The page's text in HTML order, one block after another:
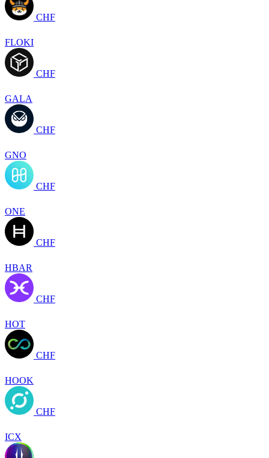
CHF
FLOKI
CHF
GALA
CHF
GNO
CHF
ONE
CHF
HBAR
CHF
HOT
CHF
HOOK
CHF
ICX